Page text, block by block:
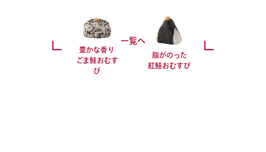
おはぎ・おむすびへのこだわり
業務用あんこの販売
豊かな香り
ごま鮭おむす
び
一覧へ
脂がのった
紅鮭おむすび